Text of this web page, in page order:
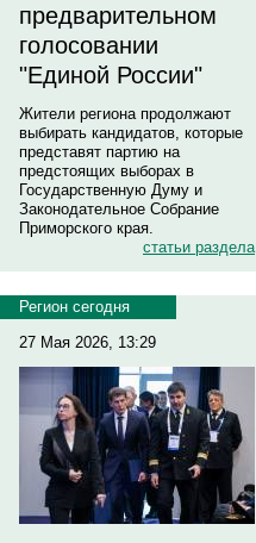
предварительном
голосовании
"Единой России"
Жители региона продолжают
выбирать кандидатов, которые
представят партию на
предстоящих выборах в
Государственную Думу и
Законодательное Собрание
Приморского края.
статьи раздела
Регион сегодня
27 Мая 2026, 13:29